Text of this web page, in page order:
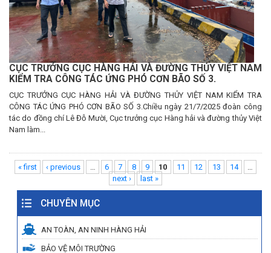
CỤC TRƯỞNG CỤC HÀNG HẢI VÀ ĐƯỜNG THỦY VIỆT NAM
KIỂM TRA CÔNG TÁC ỨNG PHÓ CƠN BÃO SỐ 3.
CỤC TRƯỞNG CỤC HÀNG HẢI VÀ ĐƯỜNG THỦY VIỆT NAM KIỂM TRA
CÔNG TÁC ỨNG PHÓ CƠN BÃO SỐ 3.Chiều ngày 21/7/2025 đoàn công
tác do đồng chí Lê Đỗ Mười, Cục trưởng cục Hàng hải và đường thủy Việt
Nam làm...
Pages
« first ‹ previous 6 7 8 9 10 11 12 13 14
next ›
last »
CHUYÊN MỤC
AN TOÀN, AN NINH HÀNG HẢI
BẢO VỆ MÔI TRƯỜNG